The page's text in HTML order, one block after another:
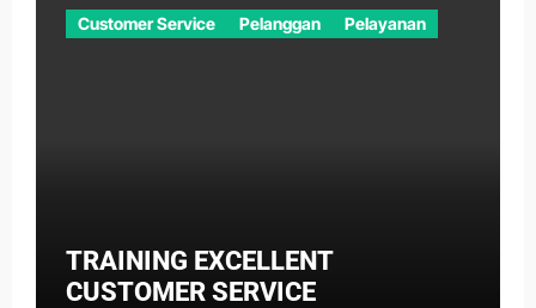
Customer Service Pelanggan Pelayanan
TRAINING EXCELLENT
CUSTOMER SERVICE